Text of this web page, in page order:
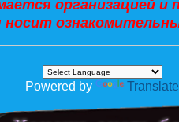
организацией
Powered by Translate